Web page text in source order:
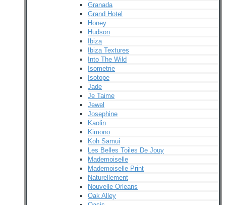
Granada
Grand Hotel
Honey
Hudson
Ibiza
Ibiza Textures
Into The Wild
Isometrie
Isotope
Jade
Je Taime
Jewel
Josephine
Kaolin
Kimono
Koh Samui
Les Belles Toiles De Jouy
Mademoiselle
Mademoiselle Print
Naturellement
Nouvelle Orleans
Oak Alley